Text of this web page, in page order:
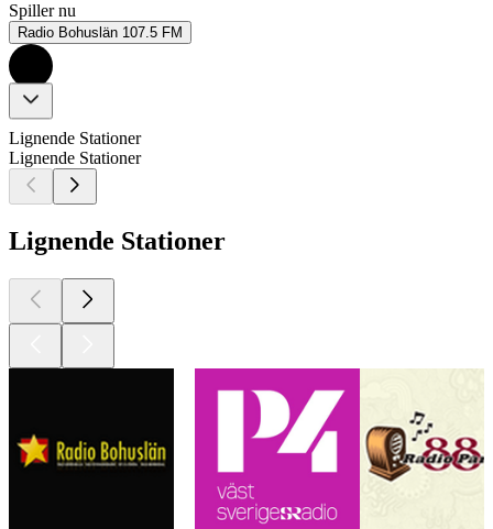
Spiller nu
Radio Bohuslän 107.5 FM
Lignende Stationer
Lignende Stationer
Lignende Stationer